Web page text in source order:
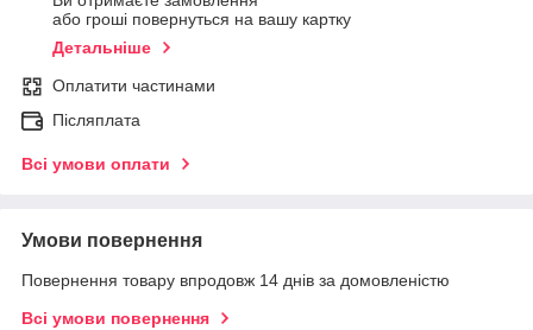
або гроші повернуться на вашу картку
Детальніше
Оплатити частинами
Післяплата
Всі умови оплати
Умови повернення
Повернення товару впродовж 14 днів за домовленістю
Всі умови повернення